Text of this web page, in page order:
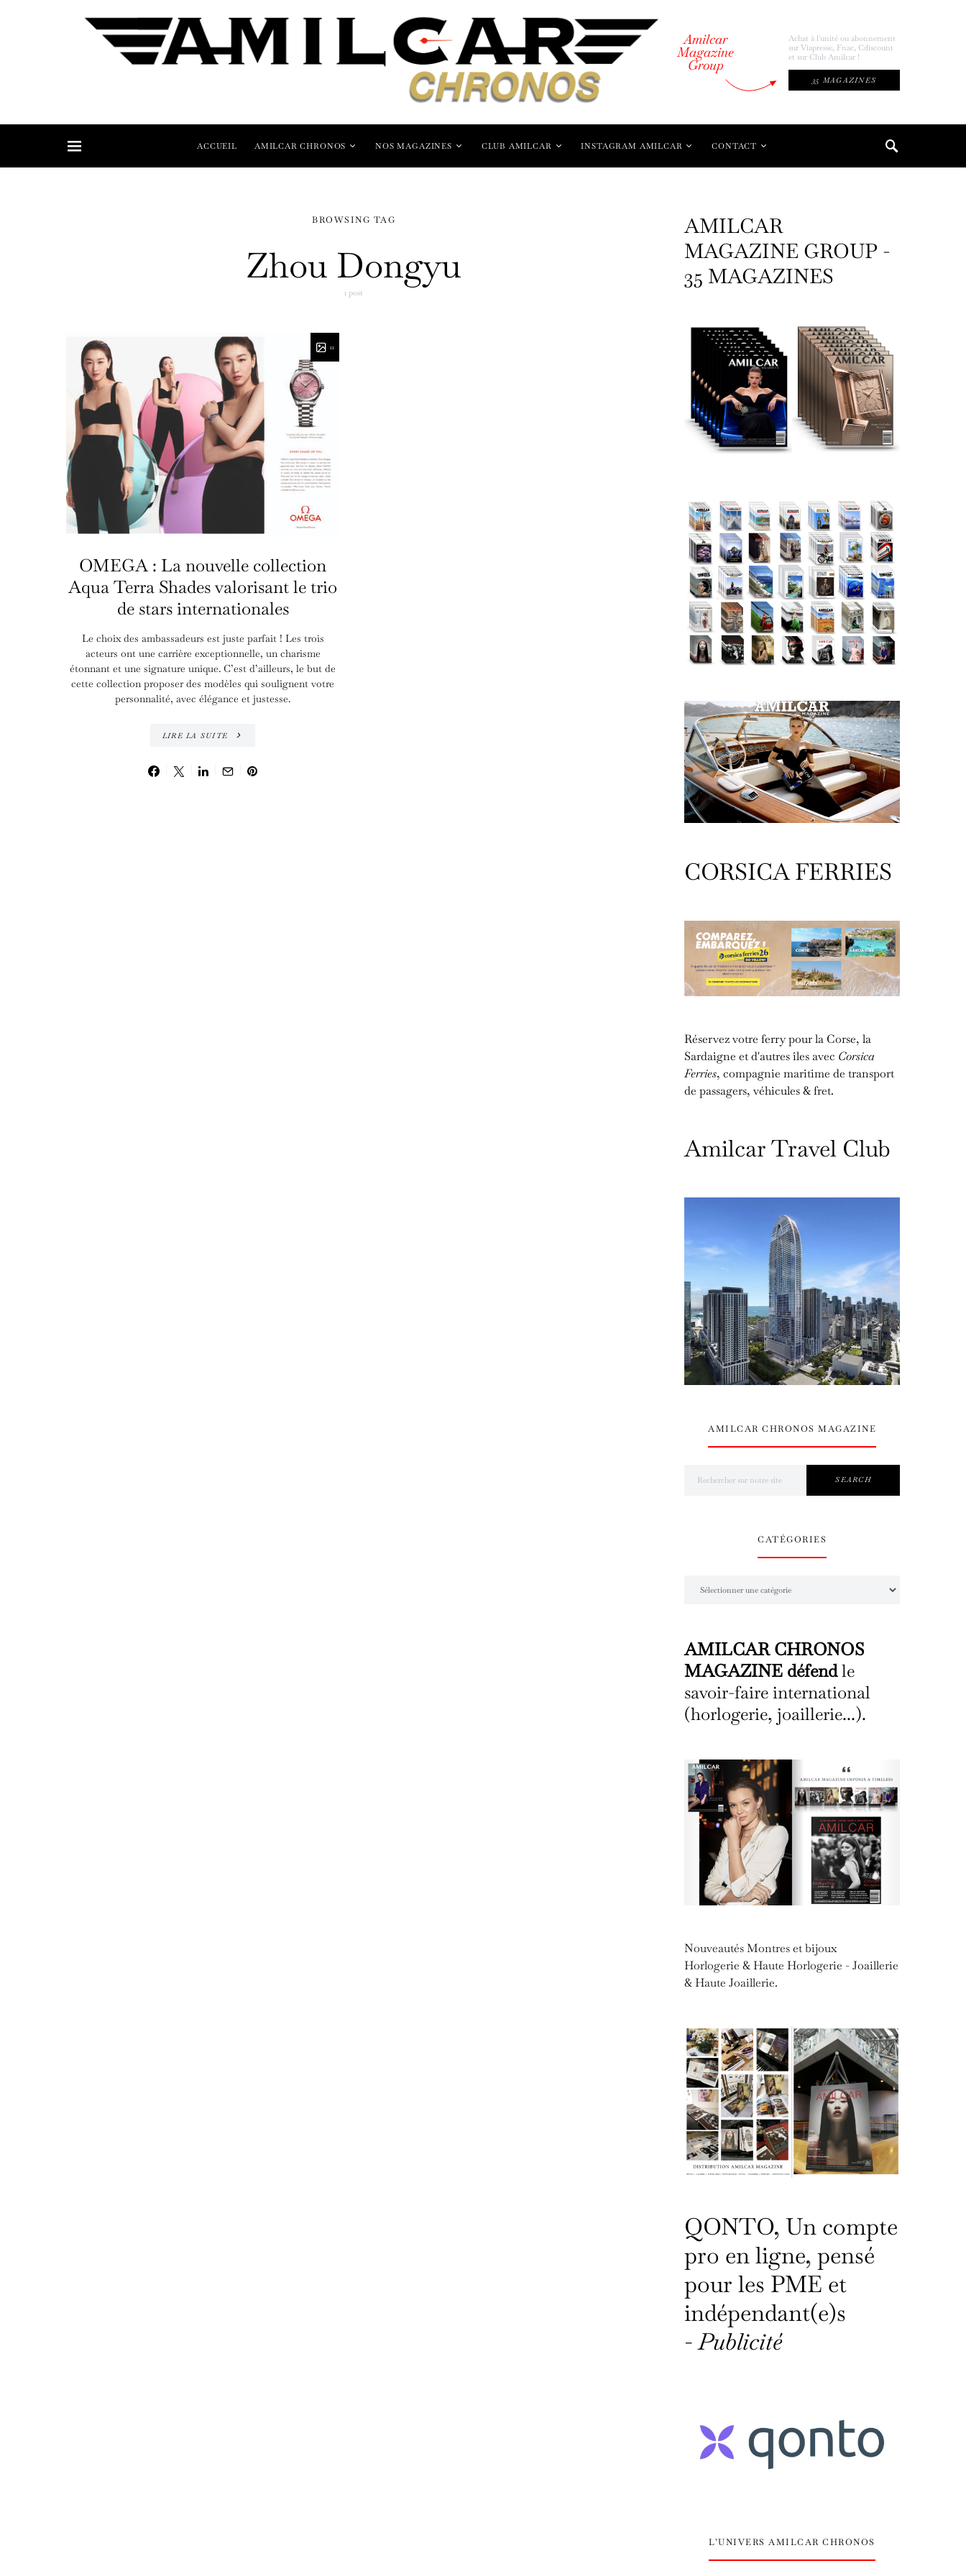
Amilcar
Magazine
Group
Achat à l'unité ou abonnement
sur Viapresse, Fnac, Cdiscount
et sur Club Amilcar !
35 MAGAZINES
ACCUEIL AMILCAR CHRONOS NOS MAGAZINES CLUB AMILCAR INSTAGRAM AMILCAR CONTACT
BROWSING TAG
Zhou Dongyu
1 post
11
OMEGA : La nouvelle collection
Aqua Terra Shades valorisant le trio
de stars internationales
Le choix des ambassadeurs est juste parfait ! Les trois
acteurs ont une carrière exceptionnelle, un charisme
étonnant et une signature unique. C’est d’ailleurs, le but de
cette collection proposer des modèles qui soulignent votre
personnalité, avec élégance et justesse.
LIRE LA SUITE
AMILCAR
MAGAZINE GROUP -
35 MAGAZINES
CORSICA FERRIES
Réservez votre ferry pour la Corse, la
Sardaigne et d'autres îles avec Corsica
Ferries, compagnie maritime de transport
de passagers, véhicules & fret.
Amilcar Travel Club
AMILCAR CHRONOS MAGAZINE
SEARCH
CATÉGORIES
AMILCAR CHRONOS
MAGAZINE défendle
savoir-faire international
(horlogerie, joaillerie...).
Nouveautés Montres et bijoux
Horlogerie & Haute Horlogerie - Joaillerie
& Haute Joaillerie.
QONTO, Un compte
pro en ligne, pensé
pour les PME et
indépendant(e)s
-Publicité
L’UNIVERS AMILCAR CHRONOS